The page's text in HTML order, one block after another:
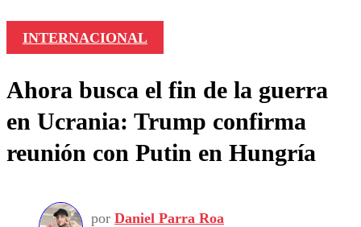
INTERNACIONAL
Ahora busca el fin de la guerra
en Ucrania: Trump confirma
reunión con Putin en Hungría
por Daniel Parra Roa